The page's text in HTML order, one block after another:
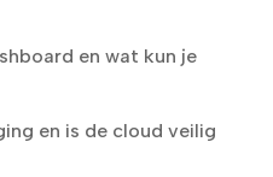
en wat kun je
en is de cloud veilig